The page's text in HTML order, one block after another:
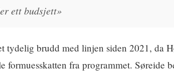
ett budsjett»
tydelig brudd med linjen siden 2021, da
formuesskatten fra programmet. Søreide